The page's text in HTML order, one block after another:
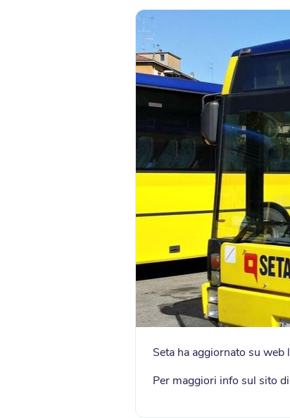
Seta ha aggiornato su
Per maggiori info sul sito